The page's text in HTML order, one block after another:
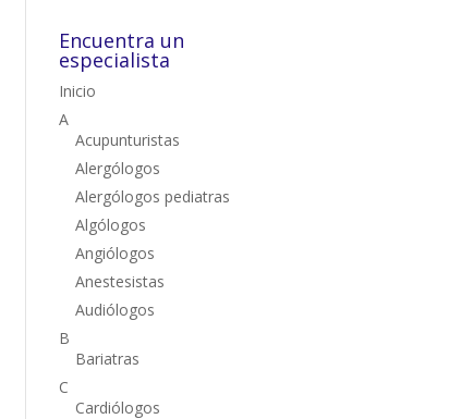
Encuentra un
especialista
Inicio
A
Acupunturistas
Alergólogos
Alergólogos pediatras
Algólogos
Angiólogos
Anestesistas
Audiólogos
B
Bariatras
C
Cardiólogos